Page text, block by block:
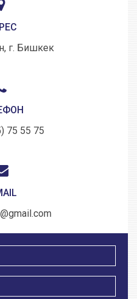
г. Бишкек
75 55 75